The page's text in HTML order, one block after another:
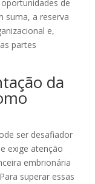
de
suma, a reserva
e,
partes
da
ser desafiador
exige atenção
embrionária
superar essas